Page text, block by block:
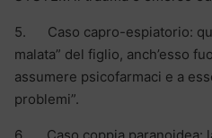
5. Caso capro-espiatorio:
malata” del figlio, anch’esso
assumere psicofarmaci e a
problemi”.